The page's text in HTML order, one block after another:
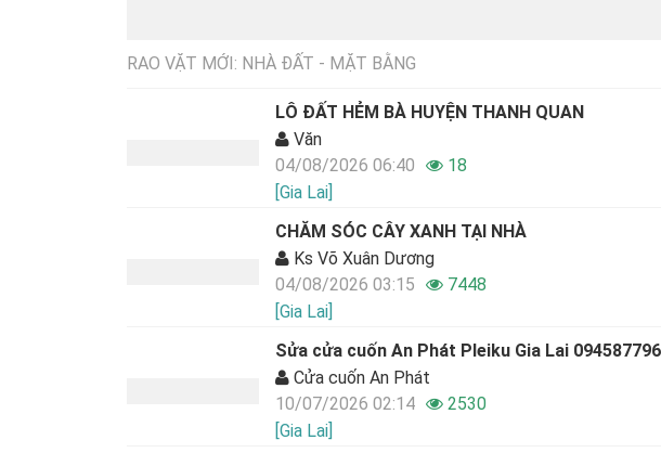
RAO VẶT MỚI: NHÀ ĐẤT - MẶT BẰNG
LÔ ĐẤT HẺM BÀ HUYỆN THANH QUAN
Văn
04/08/2026 06:40
18
[Gia Lai]
CHĂM SÓC CÂY XANH TẠI NHÀ
Ks Võ Xuân Dương
04/08/2026 03:15
7448
[Gia Lai]
Sửa cửa cuốn An Phát Pleiku Gia Lai
Cửa cuốn An Phát
10/07/2026 02:14
2530
[Gia Lai]